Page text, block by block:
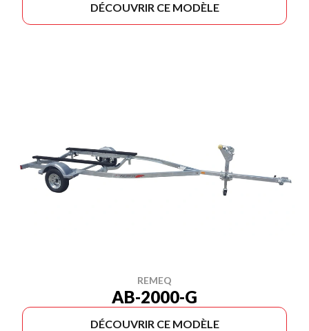
DÉCOUVRIR CE MODÈLE
REMEQ
AB-2000-G
DÉCOUVRIR CE MODÈLE